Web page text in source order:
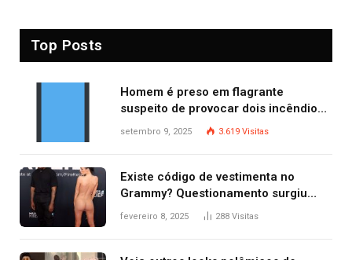
Top Posts
Homem é preso em flagrante
suspeito de provocar dois incêndios
criminosos no mesmo dia
setembro 9, 2025 3.619 Visitas
Existe código de vestimenta no
Grammy? Questionamento surgiu
após Bianca Censori, mulher de
fevereiro 8, 2025 288 Visitas